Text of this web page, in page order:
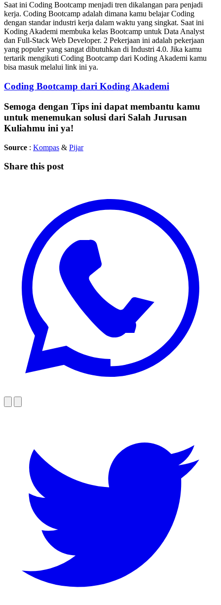
Saat ini Coding Bootcamp menjadi tren dikalangan para penjadi
kerja. Coding Bootcamp adalah dimana kamu belajar Coding
dengan standar industri kerja dalam waktu yang singkat. Saat ini
Koding Akademi membuka kelas Bootcamp untuk Data Analyst
dan Full-Stack Web Developer. 2 Pekerjaan ini adalah pekerjaan
yang populer yang sangat dibutuhkan di Industri 4.0. Jika kamu
tertarik mengikuti Coding Bootcamp dari Koding Akademi kamu
bisa masuk melalui link ini ya.
Coding Bootcamp dari Koding Akademi
Semoga dengan Tips ini dapat membantu kamu
untuk menemukan solusi dari Salah Jurusan
Kuliahmu ini ya!
Source : Kompas & Pijar
Share this post